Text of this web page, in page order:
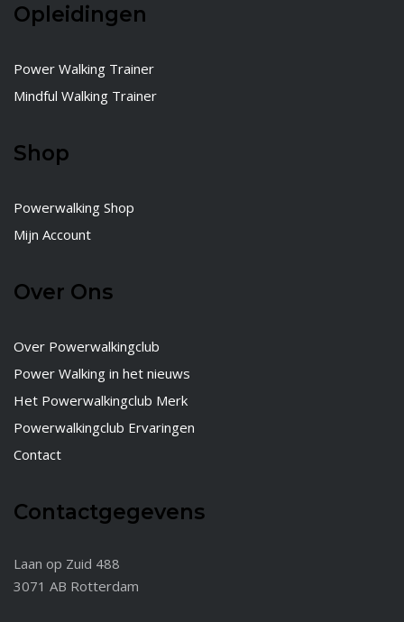
Opleidingen
Power Walking Trainer
Mindful Walking Trainer
Shop
Powerwalking Shop
Mijn Account
Over Ons
Over Powerwalkingclub
Power Walking in het nieuws
Het Powerwalkingclub Merk
Powerwalkingclub Ervaringen
Contact
Contactgegevens
Laan op Zuid 488
3071 AB Rotterdam